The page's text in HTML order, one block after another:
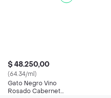
$ 48.250,00
(64.34/ml)
Gato Negro Vino
Rosado Cabernet